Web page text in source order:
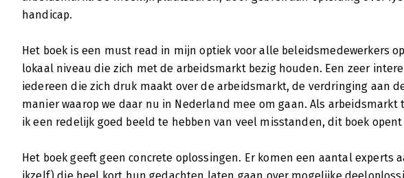
handicap.
Het boek is een must read in mijn optiek voor alle beleidsmedewerkers
lokaal niveau die zich met de arbeidsmarkt bezig houden. Een zeer
iedereen die zich druk maakt over de arbeidsmarkt, de verdringing aan
manier waarop we daar nu in Nederland mee om gaan. Als arbeidsmarkt
ik een redelijk goed beeld te hebben van veel misstanden, dit boek
Het boek geeft geen concrete oplossingen. Er komen een aantal experts